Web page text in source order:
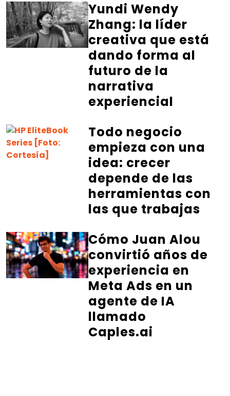
Yundi Wendy
Zhang: la líder
creativa que está
dando forma al
futuro de la
narrativa
experiencial
Todo negocio
empieza con una
idea: crecer
depende de las
herramientas con
las que trabajas
Cómo Juan Alou
convirtió años de
experiencia en
Meta Ads en un
agente de IA
llamado
Caples.ai